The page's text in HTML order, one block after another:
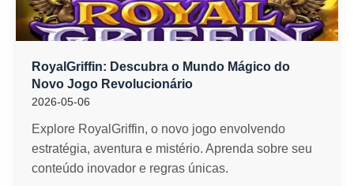
RoyalGriffin: Descubra o Mundo Mágico do
Novo Jogo Revolucionário
2026-05-06
Explore RoyalGriffin, o novo jogo envolvendo
estratégia, aventura e mistério. Aprenda sobre seu
conteúdo inovador e regras únicas.